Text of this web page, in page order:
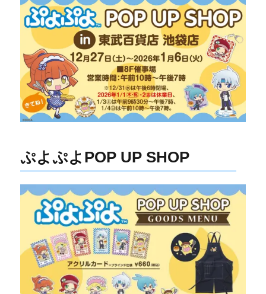
ぷよぷよPOP UP SHOP